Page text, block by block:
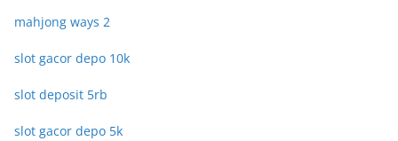
mahjong ways 2
slot gacor depo 10k
slot deposit 5rb
slot gacor depo 5k